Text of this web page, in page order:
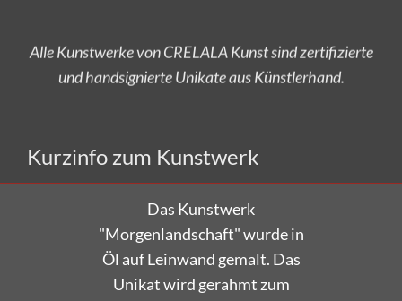
Versandkostenfrei bestellen!
Das Kunstwerk
"Morgenlandschaft"wurde in
Öl auf Leinwand gemalt.Das
Unikat wird gerahmt zum
Verkauf angeboten.Das